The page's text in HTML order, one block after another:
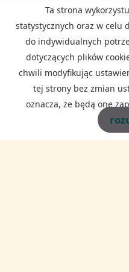
marketingowym oraz w celu
lub do podjęcia działań na
WAWEL-DOM
30-
Ta strona
statystycznych oraz w celu
do indywidualnych
dotyczących plików
chwili modyfikując
tej strony bez zmian
oznacza, że będą one